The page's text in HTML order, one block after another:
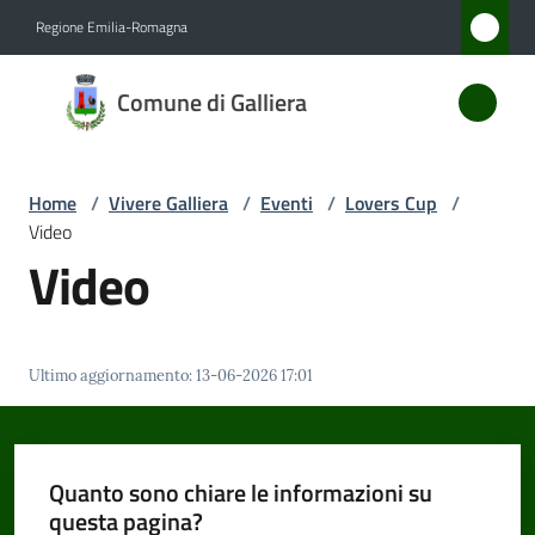
Regione Emilia-Romagna
Comune di Galliera
Comune
di
Servizi
Vivere
Galliera
Menu selezionato
Home / Vivere Galliera / Eventi / Lovers Cup /
Video
Video
Ultimo aggiornamento:13-06-2026 17:01
Quanto sono chiare le informazioni su
questa pagina?